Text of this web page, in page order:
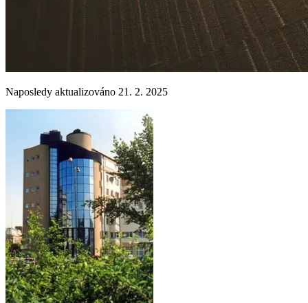
Naposledy aktualizováno 21. 2. 2025